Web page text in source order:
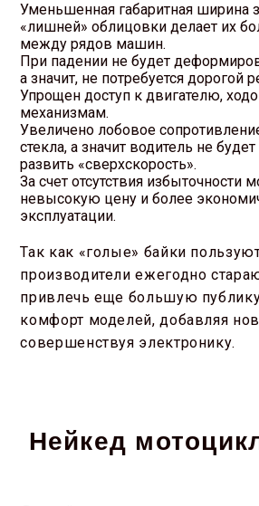
Уменьшенная габаритная ширина
«лишней» облицовки делает их
между рядов машин.
При падении не будет
а значит, не потребуется дорогой
Упрощен доступ к двигателю,
механизмам.
Увеличено лобовое
стекла, а значит водитель не
развить «сверхскорость».
За счет отсутствия избыточности
невысокую цену и более
эксплуатации.
Так как «голые» байки
производители ежегодно
привлечь еще большую
комфорт моделей, добавляя
совершенствуя электронику.
Нейкед